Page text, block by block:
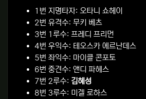
1번 지명타자: 오타니 쇼헤이
2번 유격수: 무키 베츠
3번 1루수: 프레디 프리먼
4번 우익수: 테오스카 에르난데스
5번 좌익수: 마이클 콘포토
6번 중견수: 앤디 파헤스
7번 2루수: 김혜성
8번 3루수: 미겔 로하스